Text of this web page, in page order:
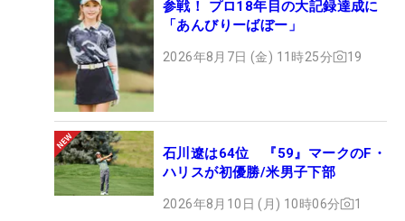
参戦！ プロ18年目の大記録達成に
「あんびりーばぼー」
2026年8月7日 (金) 11時25分 19
石川遼は64位 『59』マークのF・
ハリスが初優勝/米男子下部
2026年8月10日 (月) 10時06分 1